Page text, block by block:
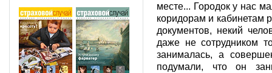
месте... Городок у нас
коридорам и кабинетам
документов, некий
даже не сотрудником
занималась, а
подумали, что он